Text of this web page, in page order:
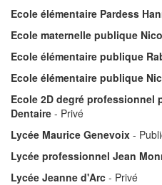
Ecole élémentaire Pardess
Ecole maternelle publique
Ecole élémentaire publique
Ecole élémentaire publique
Ecole 2D degré professionnel
Dentaire - Privé
Lycée Maurice Genevoix -
Lycée professionnel Jean
Lycée Jeanne d'Arc - Privé